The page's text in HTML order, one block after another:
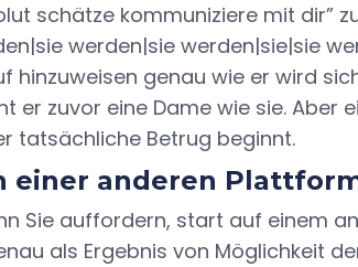
schätze kommuniziere mit dir”
werden|sie werden|sie|sie
hinzuweisen genau wie er wird
er zuvor eine Dame wie sie. Aber
tatsächliche Betrug beginnt.
einer anderen
Sie auffordern, start auf einem
als Ergebnis von Möglichkeit